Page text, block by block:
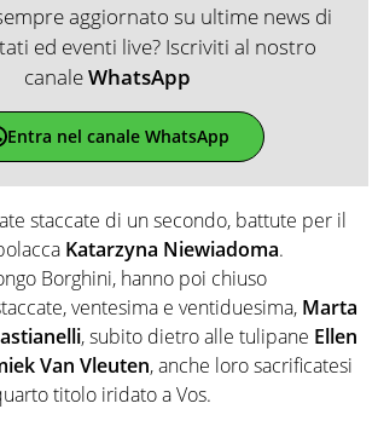
aggiornato su ultime news di
ed eventi live? Iscriviti al nostro
canaleWhatsApp
Entra nel canale WhatsApp
staccate di un secondo, battute per il
Katarzyna Niewiadoma.
Borghini, hanno poi chiuso
ventesima e ventiduesima, Marta
, subito dietro alle tulipane Ellen
Van Vleuten, anche loro sacrificatesi
titolo iridato a Vos.